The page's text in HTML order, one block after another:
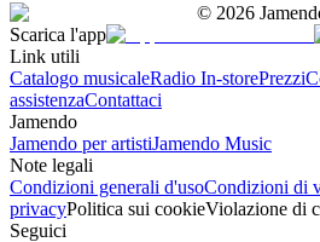
© 2026
Scarica l'app
Link utili
Catalogo musicaleRadio In-storePrezzi
assistenzaContattaci
Jamendo
Jamendo per artistiJamendo Music
Note legali
Condizioni generali d'usoCondizioni di
privacyPolitica sui cookieViolazione di
Seguici